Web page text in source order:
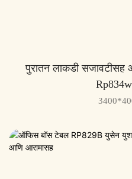
पुरातन लाकडी सजावटीसह